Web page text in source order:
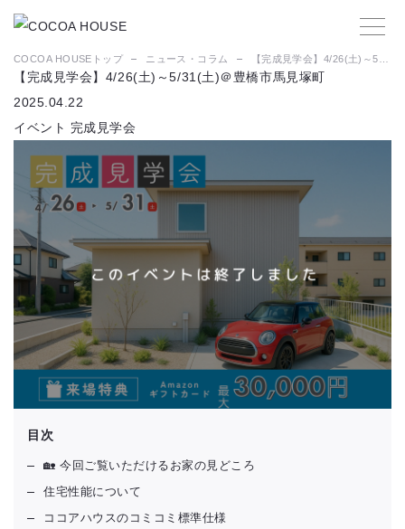
COCOA HOUSEトップ ニュース・コラム 【完成見学会】4/26(土)～5/31(土)＠豊橋市馬見塚町
【完成見学会】4/26(土)～5/31(土)＠豊橋市馬見塚町
2025.04.22
イベント 完成見学会
目次
🏡 今回ご覧いただけるお家の見どころ
住宅性能について
ココアハウスのコミコミ標準仕様